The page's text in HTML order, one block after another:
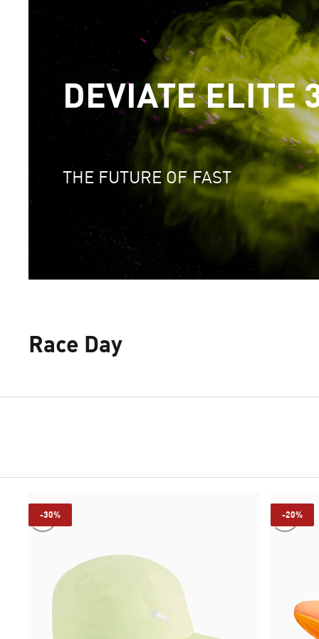
DEVIATE ELITE
THE FUTURE OF FAST
Race Day
-30% -20%